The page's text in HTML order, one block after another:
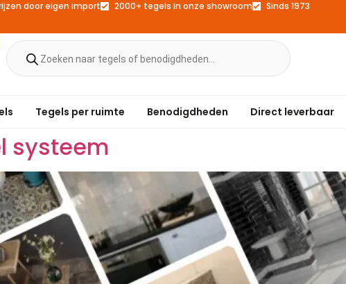
door eigen import 2000+ tegels in onze showroom Sinds 1973
Tegels per ruimte Benodigdheden Direct leverbaar
systeem